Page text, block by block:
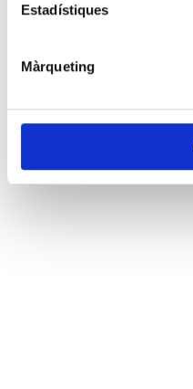
Estadístiques
Màrqueting